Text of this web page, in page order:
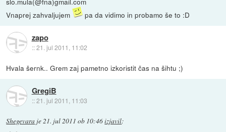
Vnaprej zahvaljujem
pa da vidimo in probamo še to :D
zapo
::21. jul 2011, 11:02
Hvala šernk.. Grem zaj pametno izkoristit čas na šihtu ;)
GregiB
::21. jul 2011, 11:03
Shegevara je21. jul 2011 ob 10:46izjavil: